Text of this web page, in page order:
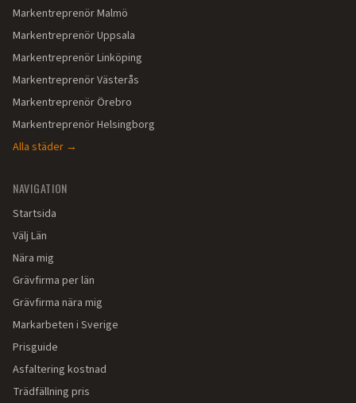
MarkentreprenörMalmö
MarkentreprenörUppsala
MarkentreprenörLinköping
MarkentreprenörVästerås
MarkentreprenörÖrebro
MarkentreprenörHelsingborg
Alla städer →
NAVIGATION
Startsida
Välj Län
Nära mig
Grävfirma per län
Grävfirma nära mig
Markarbeten i Sverige
Prisguide
Asfaltering kostnad
Trädfällning pris